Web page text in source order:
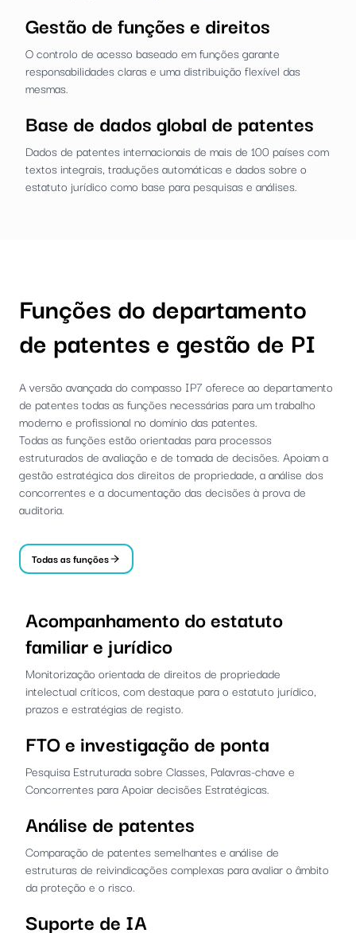
Gestão de funções e direitos
O controlo de acesso baseado em funções garante
responsabilidades claras e uma distribuição flexível das
mesmas.
Base de dados global de patentes
Dados de patentes internacionais de mais de 100 países com
textos integrais, traduções automáticas e dados sobre o
estatuto jurídico como base para pesquisas e análises.
Funções do departamento
de patentes e gestão de PI
A versão avançada do compasso IP7 oferece ao departamento
de patentes todas as funções necessárias para um trabalho
moderno e profissional no domínio das patentes.
Todas as funções estão orientadas para processos
estruturados de avaliação e de tomada de decisões. Apoiam a
gestão estratégica dos direitos de propriedade, a análise dos
concorrentes e a documentação das decisões à prova de
auditoria.
Todas as funções
Acompanhamento do estatuto
familiar e jurídico
Monitorização orientada de direitos de propriedade
intelectual críticos, com destaque para o estatuto jurídico,
prazos e estratégias de registo.
FTO e investigação de ponta
Pesquisa Estruturada sobre Classes, Palavras-chave e
Concorrentes para Apoiar decisões Estratégicas.
Análise de patentes
Comparação de patentes semelhantes e análise de
estruturas de reivindicações complexas para avaliar o âmbito
da proteção e o risco.
Suporte de IA